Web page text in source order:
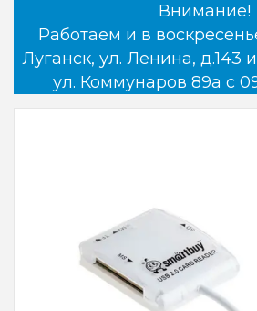
Внимание!
Работаем и в
Луганск, ул. Ленина, д.143
ул. Коммунаров 89а с